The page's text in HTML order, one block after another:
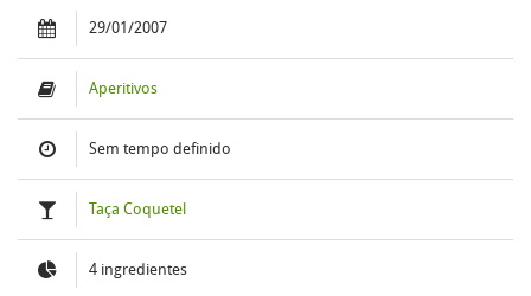
29/01/2007
Aperitivos
Sem tempo definido
Taça Coquetel
4 ingredientes